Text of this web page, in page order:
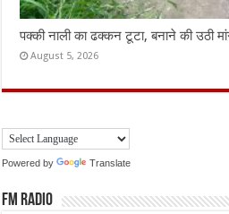
पक्की नाली का ढक्कन टूटा, बनाने की उठी
August 5, 2026
Powered by Translate
FM Radio